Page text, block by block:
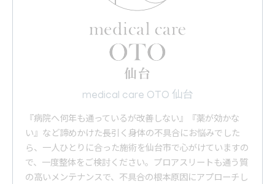
medical care OTO 仙台
『病院へ何年も通っているが改善しない』『薬が効かな
い』など諦めかけた長引く身体の不具合にお悩みでした
ら、一人ひとりに合った施術を仙台市で心がけていますの
で、一度整体をご検討ください。プロアスリートも通う質
の高いメンテナンスで、不具合の根本原因にアプローチし